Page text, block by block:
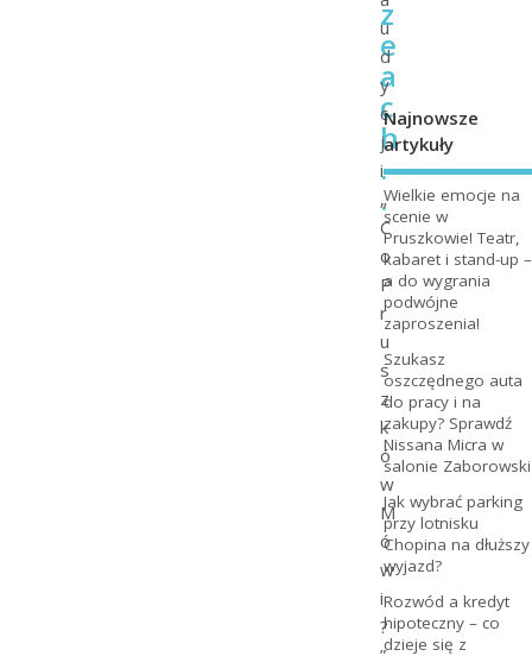
z
e
a
c
h
.
.
u
d
y
c
j
i
„
C
o
P
r
u
s
z
k
ó
w
M
ó
w
i
?
Najnowsze
artykuły
Wielkie emocje na
scenie w
Pruszkowie! Teatr,
kabaret i stand-up –
a do wygrania
podwójne
zaproszenia!
Szukasz
oszczędnego auta
do pracy i na
zakupy? Sprawdź
Nissana Micra w
salonie Zaborowski
Jak wybrać parking
przy lotnisku
Chopina na dłuższy
wyjazd?
Rozwód a kredyt
hipoteczny – co
dzieje się z